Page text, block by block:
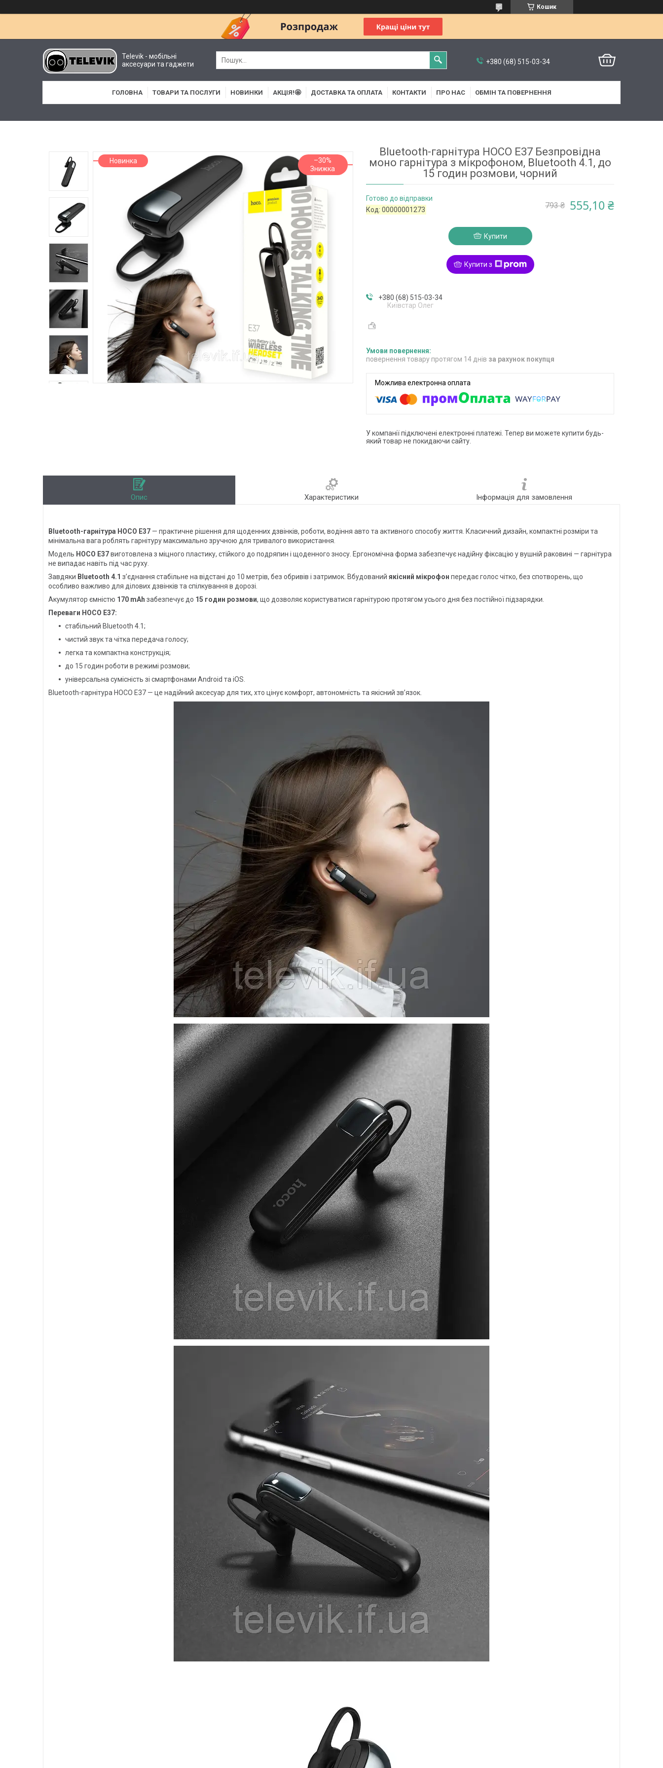
Кошик
Televik - мобільні
аксесуари та гаджети
+380 (68) 515-03-34
ГОЛОВНА ТОВАРИ ТА ПОСЛУГИ НОВИНКИ АКЦІЯ!🤩 ДОСТАВКА ТА ОПЛАТА КОНТАКТИ ПРО НАС ОБМІН ТА ПОВЕРНЕННЯ
Новинка –30%
Bluetooth-гарнітура HOCO E37 Безпровідна
моно гарнітура з мікрофоном, Bluetooth 4.1, до
15 годин розмови, чорний
Готово до відправки
Код:00000001273 793 ₴ 555,10 ₴
Купити
Купити з
+380 (68) 515-03-34
Київстар Олег
повернення товару протягом 14 днів за рахунок покупця
У компанії підключені електронні платежі. Тепер ви можете купити будь-
який товар не покидаючи сайту.
Опис Характеристики Інформація для замовлення
Bluetooth-гарнітура HOCO E37 — практичне рішення для щоденних дзвінків, роботи, водіння авто та активного способу життя. Класичний дизайн, компактні розміри та
мінімальна вага роблять гарнітуру максимально зручною для тривалого використання.
Модель HOCO E37виготовлена з міцного пластику, стійкого до подряпин і щоденного зносу. Ергономічна форма забезпечує надійну фіксацію у вушній раковині — гарнітура
не випадає навіть під час руху.
Завдяки Bluetooth 4.1 з’єднання стабільне на відстані до 10 метрів, без обривів і затримок. Вбудований якісний мікрофон передає голос чітко, без спотворень, що
особливо важливо для ділових дзвінків та спілкування в дорозі.
Акумулятор ємністю 170 mAh забезпечує до 15 годин розмови, що дозволяє користуватися гарнітурою протягом усього дня без постійної підзарядки.
Переваги HOCO E37:
стабільний Bluetooth 4.1;
чистий звук та чітка передача голосу;
легка та компактна конструкція;
до 15 годин роботи в режимі розмови;
універсальна сумісність зі смартфонами Android та iOS.
Bluetooth-гарнітура HOCO E37 — це надійний аксесуар для тих, хто цінує комфорт, автономність та якісний зв’язок.